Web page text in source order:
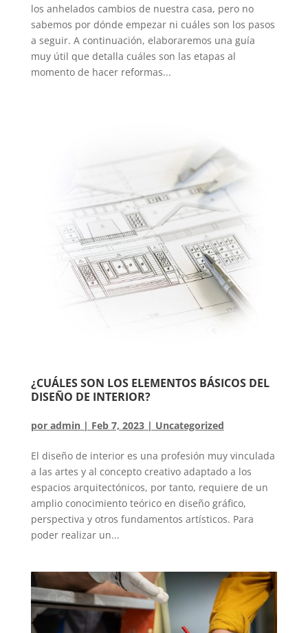
los anhelados cambios de nuestra casa, pero no
sabemos por dónde empezar ni cuáles son los pasos
a seguir. A continuación, elaboraremos una guía
muy útil que detalla cuáles son las etapas al
momento de hacer reformas...
¿CUÁLES SON LOS ELEMENTOS BÁSICOS DEL
DISEÑO DE INTERIOR?
por admin| Feb 7, 2023| Uncategorized
El diseño de interior es una profesión muy vinculada
a las artes y al concepto creativo adaptado a los
espacios arquitectónicos, por tanto, requiere de un
amplio conocimiento teórico en diseño gráfico,
perspectiva y otros fundamentos artísticos. Para
poder realizar un...